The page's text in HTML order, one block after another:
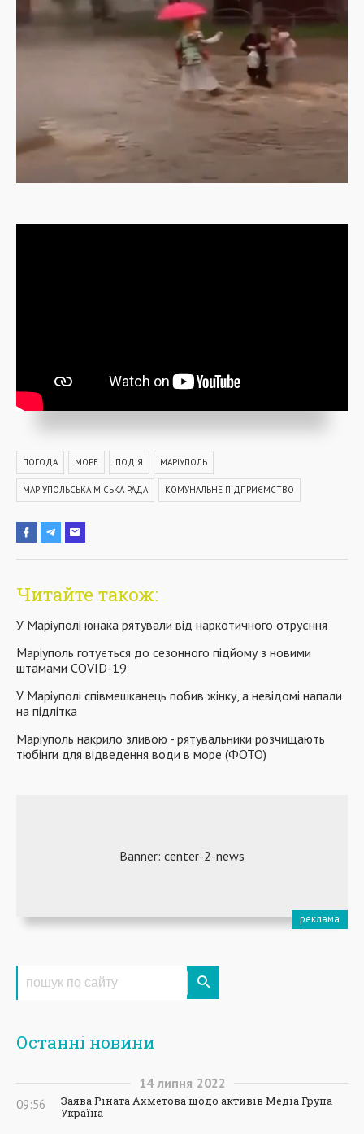
ПОГОДА МОРЕ ПОДІЯ МАРІУПОЛЬ
МАРІУПОЛЬСЬКА МІСЬКА РАДА КОМУНАЛЬНЕ ПІДПРИЄМСТВО
Читайте також:
У Маріуполі юнака рятували від наркотичного отруєння
Маріуполь готується до сезонного підйому з новими
штамами COVID-19
У Маріуполі співмешканець побив жінку, а невідомі напали
на підлітка
Маріуполь накрило зливою - рятувальники розчищають
тюбінги для відведення води в море (ФОТО)
Останні новини
14 липня 2022
09:56
Заява Ріната Ахметова щодо активів Медіа Група
Україна